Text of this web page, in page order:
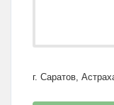
г. Саратов,